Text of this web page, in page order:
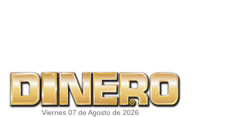
Viernes 07 de Agosto de 2026